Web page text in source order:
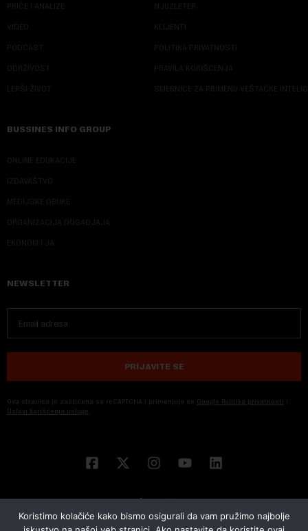
PRIČE I ANALIZE
VIDEO
PODCAST
ODRŽIVOST
LEPŠI ŽIVOT
NJUZLETER
KLIJENTI
POLITIKA PRIVATNOSTI
PRAVILA KORIŠĆENJA
SMERNICE ZA PRIMENU VEŠTAČKE
BUSSINES INFO GROUP
ONLINE EDUKACIJE
IZDAVAŠTVO
MEDIJSKE OBUKE
ORGANIZACIJA DOGADJAJA
EKONOM I JA
NEWSLETTER
PRIJAVITE SE
Ova stranica je zaštićena sa reCAPTCHA i primenjuju se Google Politika privatnosti i
Uslovi korišćenja usluge
Koristimo kolačiće kako bismo osigurali da vam pružimo najbolje